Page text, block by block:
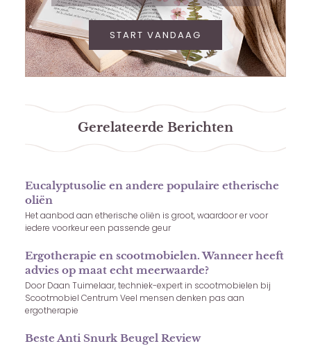
START VANDAAG
Gerelateerde Berichten
Eucalyptusolie en andere populaire etherische
oliën
Het aanbod aan etherische oliën is groot, waardoor er voor
iedere voorkeur een passende geur
Ergotherapie en scootmobielen. Wanneer heeft
advies op maat echt meerwaarde?
Door Daan Tuimelaar, techniek-expert in scootmobielen bij
Scootmobiel Centrum Veel mensen denken pas aan
ergotherapie
Beste Anti Snurk Beugel Review